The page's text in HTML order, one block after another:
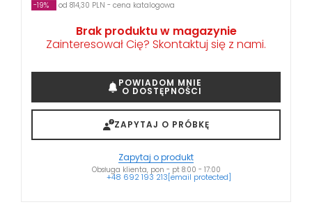
-19%
od 814,30 PLN - cena katalogowa
Brak produktu w magazynie
Zainteresował Cię? Skontaktuj się z nami.
POWIADOM MNIE
O DOSTĘPNOŚCI
ZAPYTAJ O PRÓBKĘ
Zapytaj o produkt
Obsługa klienta, pon - pt 8:00 - 17:00
+48 692 193 213[email protected]